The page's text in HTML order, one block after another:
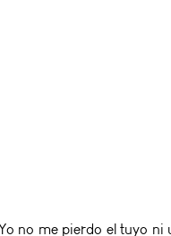
no me pierdo el tuyo ni